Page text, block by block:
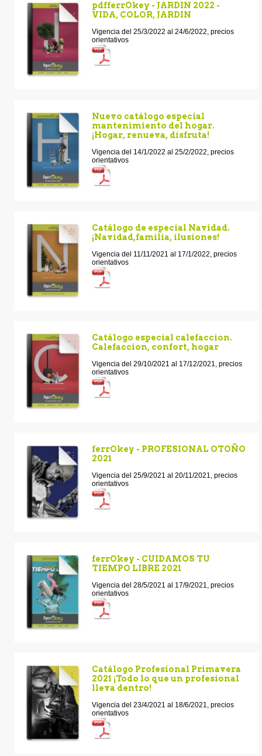
pdfferrOkey - JARDIN 2022 -
VIDA, COLOR, JARDIN
Vigencia del 25/3/2022 al 24/6/2022, precios
orientativos
Nuevo catálogo especial
mantenimiento del hogar.
¡Hogar, renueva, disfruta!
Vigencia del 14/1/2022 al 25/2/2022, precios
orientativos
Catálogo de especial Navidad.
¡Navidad,familia, ilusiones!
Vigencia del 11/11/2021 al 17/1/2022, precios
orientativos
Catálogo especial calefaccion.
Calefaccion, confort, hogar
Vigencia del 29/10/2021 al 17/12/2021, precios
orientativos
ferrOkey - PROFESIONAL OTOÑO
2021
Vigencia del 25/9/2021 al 20/11/2021, precios
orientativos
ferrOkey - CUIDAMOS TU
TIEMPO LIBRE 2021
Vigencia del 28/5/2021 al 17/9/2021, precios
orientativos
Catálogo Profesional Primavera
2021 ¡Todo lo que un profesional
lleva dentro!
Vigencia del 23/4/2021 al 18/6/2021, precios
orientativos